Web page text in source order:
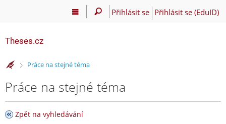
Přihlásit se Přihlásit se (EduID)
Theses.cz
>Práce na stejné téma
Práce na stejné téma
Zpět na vyhledávání